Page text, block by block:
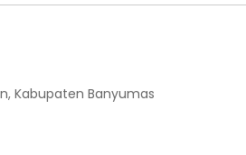
Kabupaten Banyumas